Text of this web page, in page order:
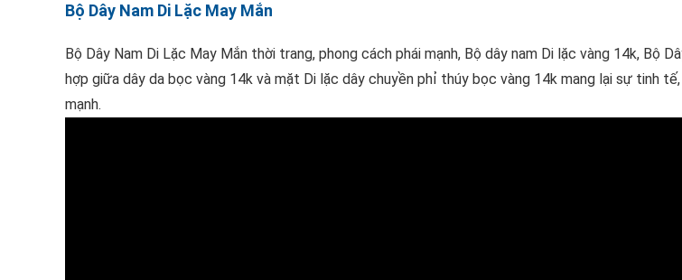
Bộ Dây Nam Di Lặc May Mắn
Bộ Dây Nam Di Lặc May Mắn thời trang, phong cách phái mạnh, Bộ dây nam Di lặc vàng 14k, Bộ
hợp giữa dây da bọc vàng 14k và mặt Di lặc dây chuyền phỉ thúy bọc vàng 14k mang lại sự tinh
mạnh.